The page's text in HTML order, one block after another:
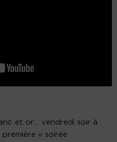
et or… vendredi soir à
« soirée